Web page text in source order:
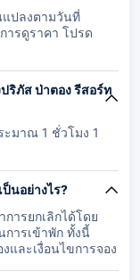
แปลงตามวันที่
ารดูราคา โปรด
ริภัส ป่าตอง รีสอร์ท
มาณ 1 ชั่วโมง 1
นอย่างไร?
ารยกเลิกได้โดย
การเข้าพัก ทั้งนี้
และเงื่อนไขการจอง